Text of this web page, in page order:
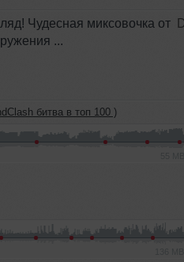
Чудесная миксовочка от
...
битва в топ 100 )